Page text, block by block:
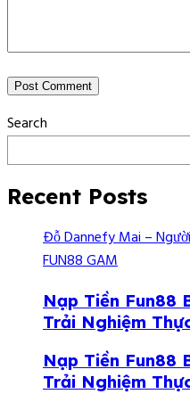
Search
Recent Posts
Đỗ Dannefy Mai –
FUN88 GAM
Nạp Tiền Fun88
Trải Nghiệm
Nạp Tiền Fun88
Trải Nghiệm